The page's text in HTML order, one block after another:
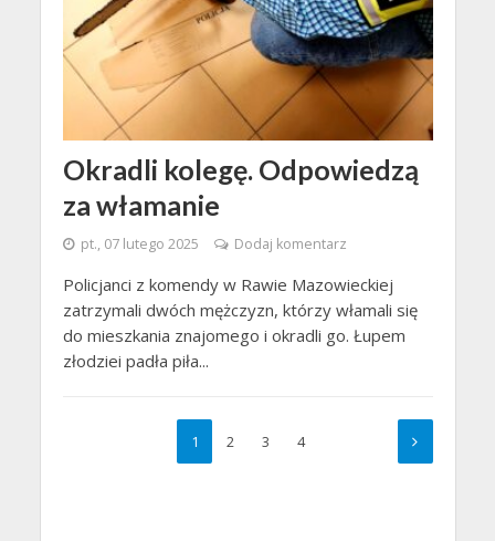
Okradli kolegę. Odpowiedzą
za włamanie
pt., 07 lutego 2025 Dodaj komentarz
Policjanci z komendy w Rawie Mazowieckiej
zatrzymali dwóch mężczyzn, którzy włamali się
do mieszkania znajomego i okradli go. Łupem
złodziei padła piła...
1 2 3 4